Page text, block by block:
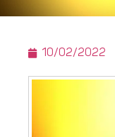
10/02/2022